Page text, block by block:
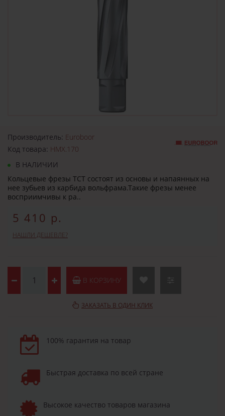
Производитель: Euroboor
Код товара: HMX.170
В НАЛИЧИИ
Кольцевые фрезы TCT состоят из основы и напаянных на
нее зубьев из карбида вольфрама.Такие фрезы менее
восприимчивы к ра..
5 410 р.
НАШЛИ ДЕШЕВЛЕ?
В КОРЗИНУ
ЗАКАЗАТЬ В ОДИН КЛИК
100% гарантия на товар
Быстрая доставка по всей стране
Высокое качество товаров магазина